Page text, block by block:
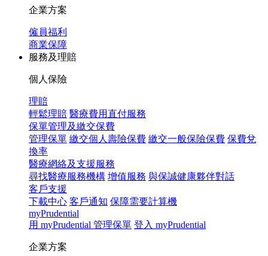
企業方案
僱員福利
商業保障
服務及理賠
個人保險
理賠
輕鬆理賠 醫療費用直付服務
保單管理及繳交保費
管理保單 繳交個人壽險保費 繳交一般保險保費 保費兌
換率
醫療網絡及支援服務
尋找醫療服務機構 增值服務 與保誠健康夥伴對話
客戶支援
下載中心 客戶通知 保障需要計算機
myPrudential
用 myPrudential 管理保單 登入 myPrudential
企業方案